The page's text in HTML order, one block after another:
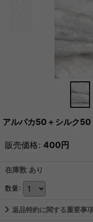
アルパカ50＋シルク
販売価格: 400円
在庫数 あり
数量:
返品特約に関する重要事